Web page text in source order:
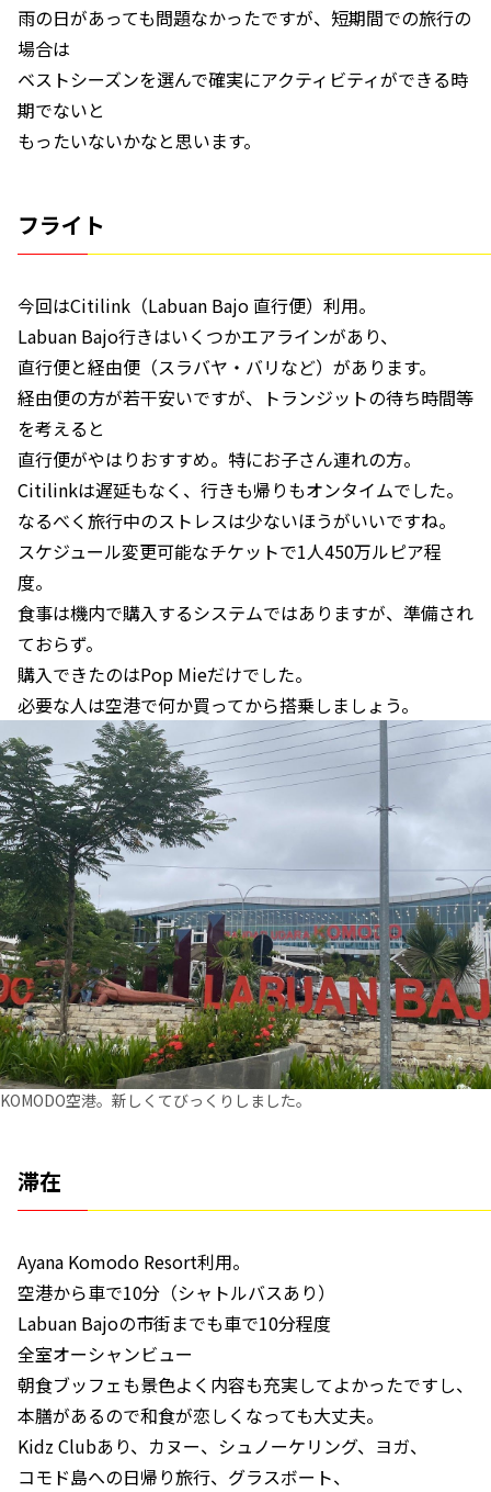
雨の日があっても問題なかったですが、短期間での旅行の
場合は
ベストシーズンを選んで確実にアクティビティができる時
期でないと
もったいないかなと思います。
フライト
今回はCitilink（Labuan Bajo 直行便）利用。
Labuan Bajo行きはいくつかエアラインがあり、
直行便と経由便（スラバヤ・バリなど）があります。
経由便の方が若干安いですが、トランジットの待ち時間等
を考えると
直行便がやはりおすすめ。特にお子さん連れの方。
Citilinkは遅延もなく、行きも帰りもオンタイムでした。
なるべく旅行中のストレスは少ないほうがいいですね。
スケジュール変更可能なチケットで1人450万ルピア程
度。
食事は機内で購入するシステムではありますが、準備され
ておらず。
購入できたのはPop Mieだけでした。
必要な人は空港で何か買ってから搭乗しましょう。
KOMODO空港。新しくてびっくりしました。
滞在
Ayana Komodo Resort利用。
空港から車で10分（シャトルバスあり）
Labuan Bajoの市街までも車で10分程度
全室オーシャンビュー
朝食ブッフェも景色よく内容も充実してよかったですし、
本膳があるので和食が恋しくなっても大丈夫。
Kidz Clubあり、カヌー、シュノーケリング、ヨガ、
コモド島への日帰り旅行、グラスボート、